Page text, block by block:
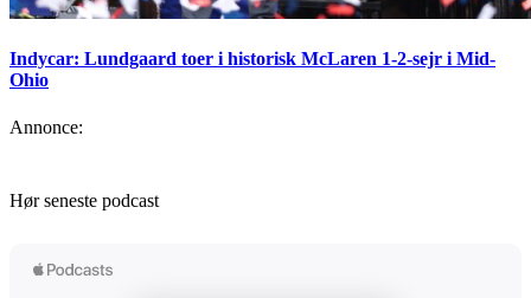
Indycar: Lundgaard toer i historisk McLaren 1-2-sejr i Mid-
Ohio
Annonce:
Hør seneste podcast